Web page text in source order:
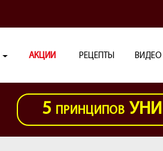
АКЦИИ РЕЦЕПТЫ ВИДЕО
5 ПРИНЦИПОВ